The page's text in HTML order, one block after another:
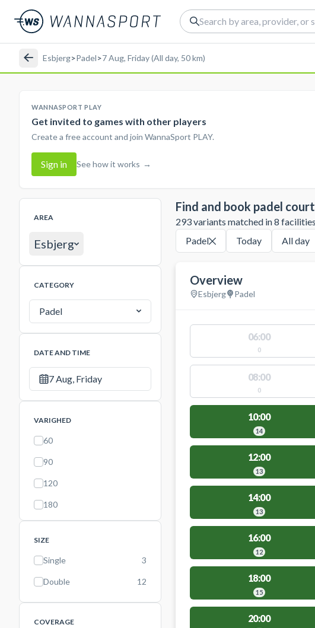
Esbjerg>Padel>7 Aug, Friday (All day, 50 km)
WANNASPORT PLAY
Get invited to games with other players
Create a free account and join WannaSport PLAY.
Sign in See how it works →
AREA
Esbjerg
CATEGORY
Padel
DATE AND TIME
7 Aug, Friday
VARIGHED
60
90
120
180
SIZE
Single 3
Double 12
COVERAGE
Find and book padel
293 variants matched in 8
Padel Today All day
Overview
Esbjerg Padel
06:00
0
08:00
0
10:00
14
12:00
13
14:00
13
16:00
12
18:00
15
20:00